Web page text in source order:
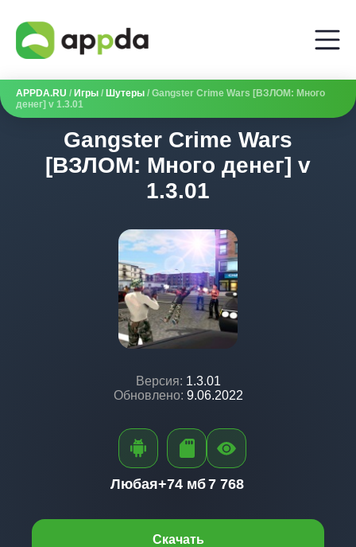
APPDA.RU / Игры / Шутеры / Gangster Crime Wars [ВЗЛОМ: Много
денег] v 1.3.01
Gangster Crime Wars
[ВЗЛОМ: Много денег] v
1.3.01
Версия: 1.3.01
Обновлено: 9.06.2022
Скачать
Любая+74 мб7 768